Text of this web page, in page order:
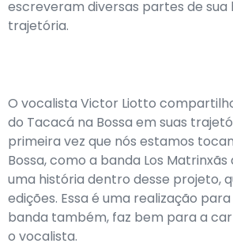
escreveram diversas partes de sua
trajetória.
O vocalista Victor Liotto
do Tacacá na Bossa em suas
primeira vez que nós estamos
Bossa, como a banda Los
uma história dentro desse projeto,
edições. Essa é uma realização
banda também, faz bem para a
o vocalista.